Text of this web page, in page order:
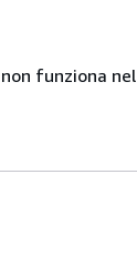
funziona nel